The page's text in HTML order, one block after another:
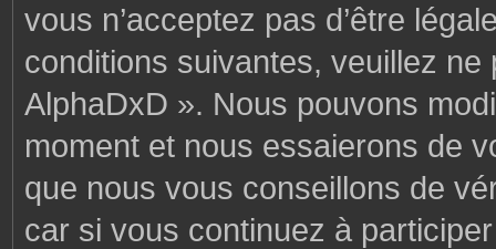
vous n’acceptez pas d’être
conditions suivantes, veuillez
AlphaDxD ». Nous pouvons
moment et nous essaierons de
que nous vous conseillons de
car si vous continuez à